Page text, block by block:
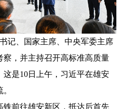
、国家主席、中央军委主席
察，并主持召开高标准高质量
是10日上午，习近平在雄安
前往雄安新区，抵达后首先